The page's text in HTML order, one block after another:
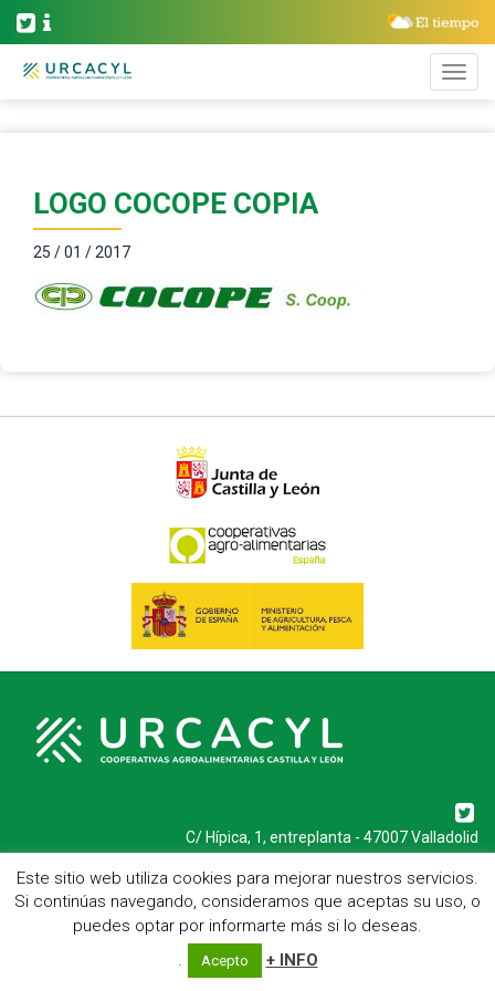
LOGO COCOPE COPIA
25 / 01 / 2017
C/ Hípica, 1, entreplanta - 47007 Valladolid
Este sitio web utiliza cookies para mejorar nuestros servicios.
Si continúas navegando, consideramos que aceptas su uso, o
puedes optar por informarte más si lo deseas.
.
Acepto + INFO